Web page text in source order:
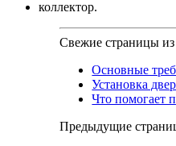
коллектор.
Свежие страницы из
Основные
Установка
Что помогает
Предыдущие